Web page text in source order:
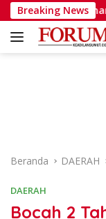
Langsung
ke
konten
Breaking News
Bripda
Beranda DAERAH
DAERAH
Bocah 2